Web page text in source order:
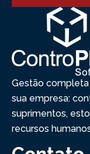
Gestão
sua empresa:
suprimentos,
recursos